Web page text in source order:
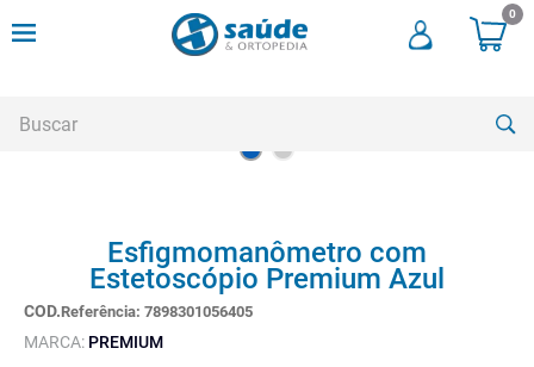
0
Esfigmomanômetro com
Estetoscópio Premium Azul
Referência: 7898301056405
MARCA: PREMIUM
andadores
3º
cadeira higienica